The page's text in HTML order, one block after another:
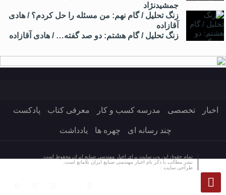
جمشیدنژاد
زنگ تحلیل / گام نهم: من مسئله را حل کردم؟ / هادی
آقازاده
زنگ تحلیل / گام هشتم: دو صد گفته… / هادی آقازاده
اخبار تخصصی مدرسه کسب و کار معرفی کتاب پادکست
چند رسانه ای چهره ها یادداشت
تمام حقوق این وب سایت برای اخبار مهندسی صنایع ایران محفوظ است.
نشر مطالب با ذکر نام اخبار مهندسی صنایع ایران بلامانع است.
طراحی سایت :